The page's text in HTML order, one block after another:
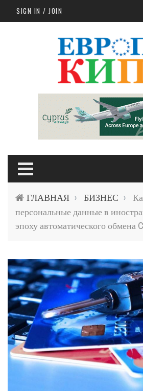
Skip to main content
SIGN IN / JOIN
ГЛАВНАЯ › БИЗНЕС ›
персональные данные в
эпоху автоматического обмена